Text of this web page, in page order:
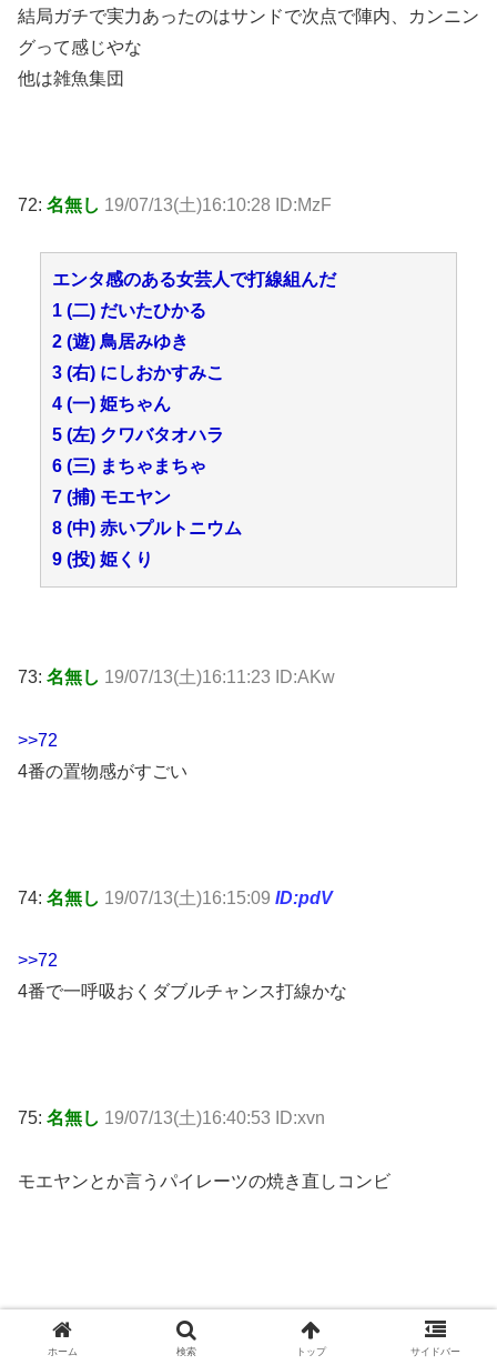
結局ガチで実力あったのはサンドで次点で陣内、カンニン
グって感じやな
他は雑魚集団
72: 名無し 19/07/13(土)16:10:28 ID:MzF
エンタ感のある女芸人で打線組んだ
1 (二) だいたひかる
2 (遊) 鳥居みゆき
3 (右) にしおかすみこ
4 (一) 姫ちゃん
5 (左) クワバタオハラ
6 (三) まちゃまちゃ
7 (捕) モエヤン
8 (中) 赤いプルトニウム
9 (投) 姫くり
73: 名無し 19/07/13(土)16:11:23 ID:AKw
>>72
4番の置物感がすごい
74: 名無し 19/07/13(土)16:15:09 ID:pdV
>>72
4番で一呼吸おくダブルチャンス打線かな
75: 名無し 19/07/13(土)16:40:53 ID:xvn
モエヤンとか言うパイレーツの焼き直しコンビ
カテゴリー
ホーム 検索 トップ サイドバー